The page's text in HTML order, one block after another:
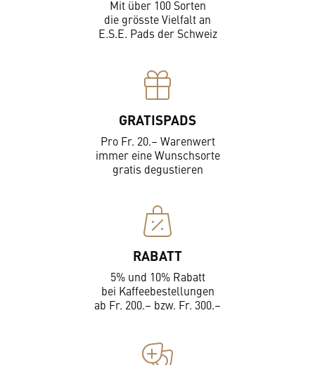
Mit über 100 Sorten
die grösste Vielfalt an
E.S.E. Pads der Schweiz
GRATISPADS
Pro Fr. 20.– Warenwert
immer eine Wunschsorte
gratis degustieren
RABATT
5% und 10% Rabatt
bei Kaffeebestellungen
ab Fr. 200.– bzw. Fr. 300.–